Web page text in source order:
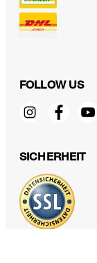
750,00 €
inkl. MwSt
FOLLOW US
SICHERHEIT